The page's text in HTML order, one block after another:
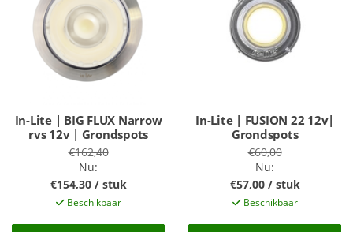
In-Lite | BIG FLUX Narrow
rvs 12v | Grondspots
€162,40
Nu:
€154,30 / stuk
Beschikbaar
In-Lite | FUSION 22 12v|
Grondspots
€60,00
Nu:
€57,00 / stuk
Beschikbaar